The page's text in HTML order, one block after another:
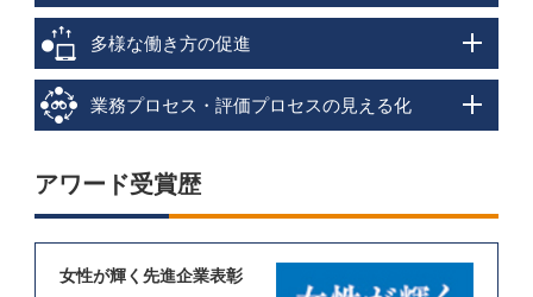
多様な働き方の促進
業務プロセス・評価プロセスの見える化
アワード受賞歴
女性が輝く先進企業表彰